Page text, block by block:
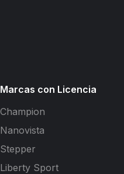
Marcas con Licencia
Champion
Nanovista
Stepper
Liberty Sport